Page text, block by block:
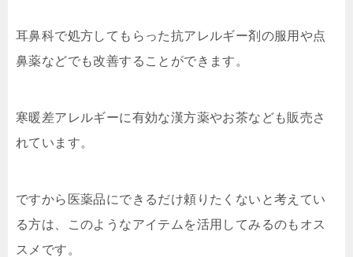
耳鼻科で処方してもらった抗アレルギー剤の服用や点
鼻薬などでも改善することができます。
寒暖差アレルギーに有効な漢方薬やお茶なども販売さ
れています。
ですから医薬品にできるだけ頼りたくないと考えてい
る方は、このようなアイテムを活用してみるのもオス
スメです。